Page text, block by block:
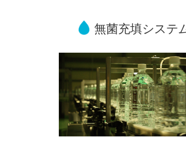
無菌充填システ